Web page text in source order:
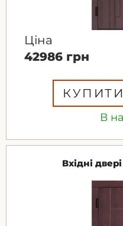
В
Ціна
42986 грн
КУПИТИ
Вхідні